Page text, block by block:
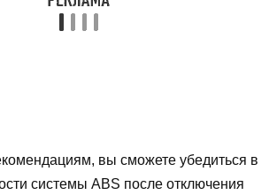
вы сможете убедиться в
системы ABS после отключения